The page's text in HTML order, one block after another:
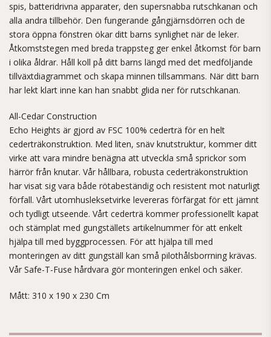
spis, batteridrivna apparater, den supersnabba rutschkanan och
alla andra tillbehör. Den fungerande gångjärnsdörren och de
stora öppna fönstren ökar ditt barns synlighet när de leker.
Åtkomststegen med breda trappsteg ger enkel åtkomst för barn
i olika åldrar. Håll koll på ditt barns längd med det medföljande
tillväxtdiagrammet och skapa minnen tillsammans. När ditt barn
har lekt klart inne kan han snabbt glida ner för rutschkanan.
All-Cedar Construction
Echo Heights är gjord av FSC 100% cederträ för en helt
cederträkonstruktion. Med liten, snäv knutstruktur, kommer ditt
virke att vara mindre benägna att utveckla små sprickor som
härrör från knutar. Vår hållbara, robusta cederträkonstruktion
har visat sig vara både rötabeständig och resistent mot naturligt
förfall. Vårt utomhusleksetvirke levereras förfärgat för ett jämnt
och tydligt utseende. Vårt cederträ kommer professionellt kapat
och stämplat med gungställets artikelnummer för att enkelt
hjälpa till med byggprocessen. För att hjälpa till med
monteringen av ditt gungställ kan små pilothålsborrning krävas.
Vår Safe-T-Fuse hårdvara gör monteringen enkel och säker.
Mått: 310 x 190 x 230 Cm